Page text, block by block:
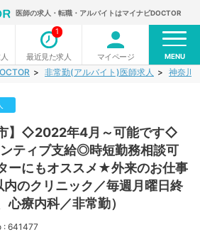
医師の求人・転職・アルバイトはマイナビDOCTOR
最近見た求人
1
マイページ MENU
非常勤(アルバイト)医師求人 神奈川
市】◇2022年4月～可能です◇
ティブ支給◎時短勤務相談可
ーにもオススメ★外来のお仕事
のクリニック／毎週月曜日終
心療内科／非常勤）
: 641477